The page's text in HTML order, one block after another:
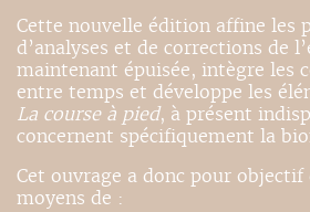
Cette nouvelle édition affine les
d’analyses et de corrections de
maintenant épuisée, intègre les
entre temps et développe les
La course à pied, à présent
concernent spécifiquement la
Cet ouvrage a donc pour objectif
moyens de :